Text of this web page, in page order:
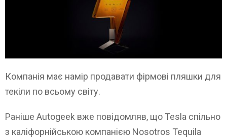
Компанія має намір продавати фірмові пляшки для
текіли по всьому світу.
Раніше Autogeek вже повідомляв, що Tesla спільно
з каліфорнійською компанією Nosotros Tequila